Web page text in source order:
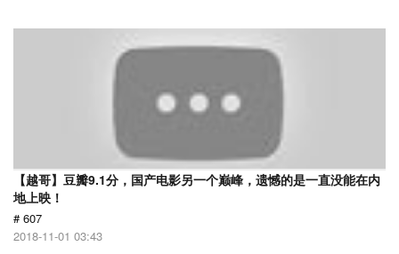
【越哥】豆瓣9.1分，国产电影另一个巅峰，遗憾的是一直没能在内
地上映！
# 607
2018-11-01 03:43